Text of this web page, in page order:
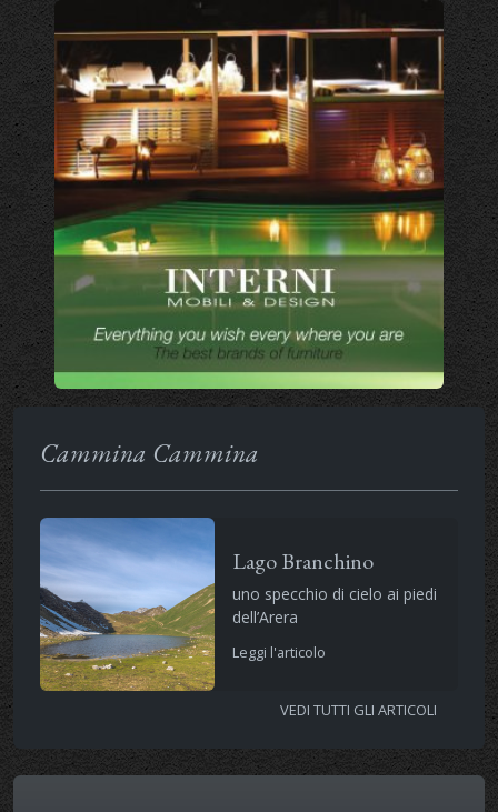
Cammina Cammina
Lago Branchino
uno specchio di cielo ai piedi
dell’Arera
Leggi l'articolo
VEDI TUTTI GLI ARTICOLI